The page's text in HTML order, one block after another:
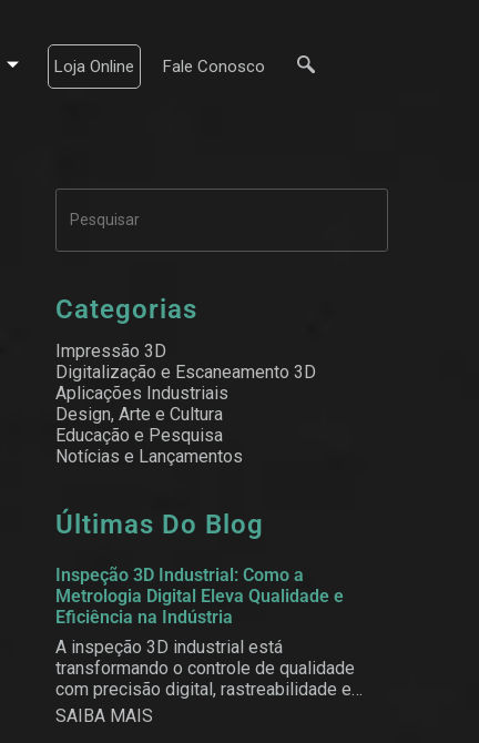
Loja Online Fale Conosco
Categorias
Impressão 3D
Digitalização e Escaneamento 3D
Aplicações Industriais
Design, Arte e Cultura
Educação e Pesquisa
Notícias e Lançamentos
Últimas Do Blog
Inspeção 3D Industrial: Como a
Metrologia Digital Eleva Qualidade e
Eficiência na Indústria
A inspeção 3D industrial está
transformando o controle de qualidade
com precisão digital, rastreabilidade e
eficiência.
SAIBA MAIS